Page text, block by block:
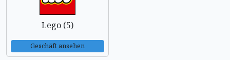
Lego (5)
Geschäft ansehen